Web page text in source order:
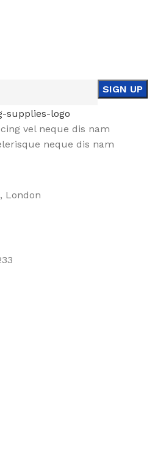
vel neque dis nam
neque dis nam
London